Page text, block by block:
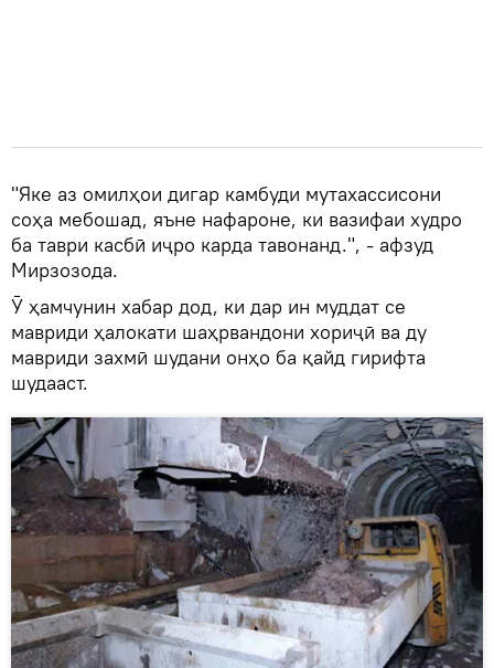
"Яке аз омилҳои дигар камбуди мутахассисони
соҳа мебошад, яъне нафароне, ки вазифаи худро
ба таври касбӣ иҷро карда тавонанд.", - афзуд
Мирзозода.
Ӯ ҳамчунин хабар дод, ки дар ин муддат се
мавриди ҳалокати шаҳрвандони хориҷӣ ва ду
мавриди захмӣ шудани онҳо ба қайд гирифта
шудааст.